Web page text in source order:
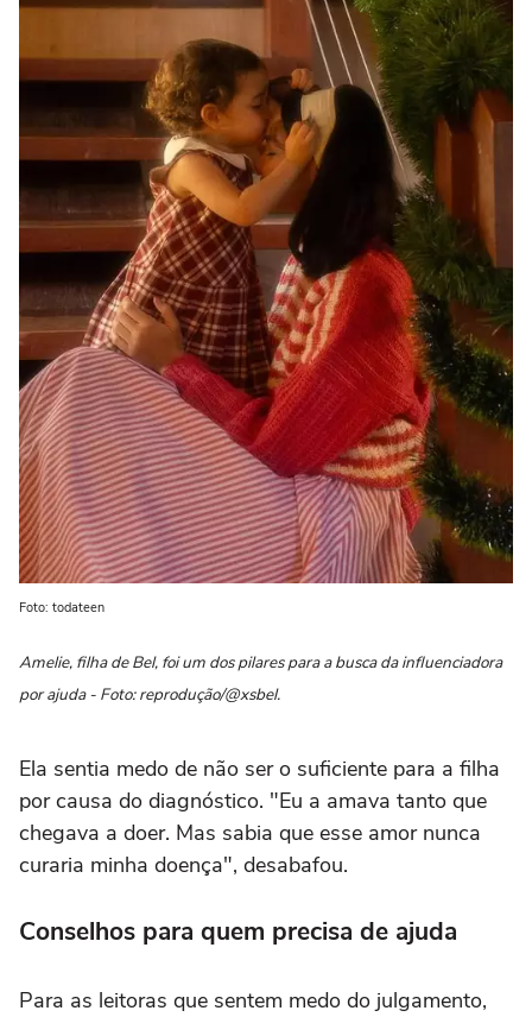
Foto: todateen
Amelie, filha de Bel, foi um dos pilares para a busca da influenciadora
por ajuda - Foto: reprodução/@xsbel.
Ela sentia medo de não ser o suficiente para a filha
por causa do diagnóstico. "Eu a amava tanto que
chegava a doer. Mas sabia que esse amor nunca
curaria minha doença", desabafou.
Conselhos para quem precisa de ajuda
Para as leitoras que sentem medo do julgamento,